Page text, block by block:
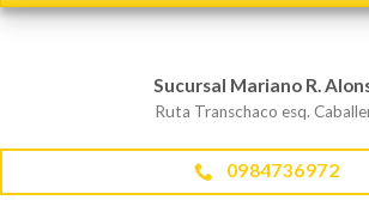
Sucursal Mariano R.
Ruta Transchaco esq.
0984736972